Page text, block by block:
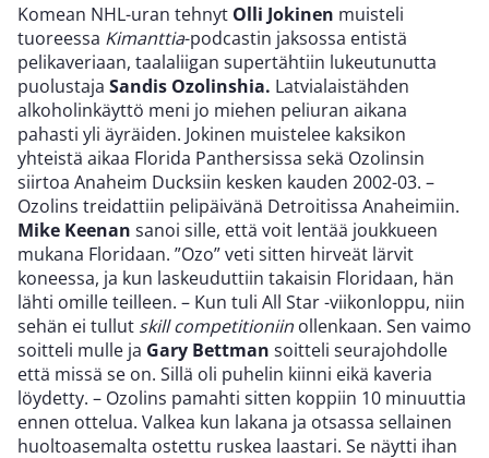
Komean NHL-uran tehnyt Olli Jokinen muisteli
tuoreessa Kimanttia-podcastin jaksossa entistä
pelikaveriaan, taalaliigan supertähtiin lukeutunutta
puolustaja Sandis Ozolinshia. Latvialaistähden
alkoholinkäyttö meni jo miehen peliuran aikana
pahasti yli äyräiden. Jokinen muistelee kaksikon
yhteistä aikaa Florida Panthersissa sekä Ozolinsin
siirtoa Anaheim Ducksiin kesken kauden 2002-03. –
Ozolins treidattiin pelipäivänä Detroitissa Anaheimiin.
Mike Keenan sanoi sille, että voit lentää joukkueen
mukana Floridaan. ”Ozo” veti sitten hirveät lärvit
koneessa, ja kun laskeuduttiin takaisin Floridaan, hän
lähti omille teilleen. – Kun tuli All Star -viikonloppu, niin
sehän ei tullut skill competitioniin ollenkaan. Sen vaimo
soitteli mulle ja Gary Bettman soitteli seurajohdolle
että missä se on. Sillä oli puhelin kiinni eikä kaveria
löydetty. – Ozolins pamahti sitten koppiin 10 minuuttia
ennen ottelua. Valkea kun lakana ja otsassa sellainen
huoltoasemalta ostettu ruskea laastari. Se näytti ihan